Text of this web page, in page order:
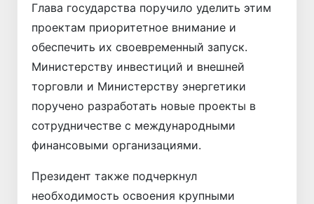
Глава государства поручило уделить этим
проектам приоритетное внимание и
обеспечить их своевременный запуск.
Министерству инвестиций и внешней
торговли и Министерству энергетики
поручено разработать новые проекты в
сотрудничестве с международными
финансовыми организациями.
Президент также подчеркнул
необходимость освоения крупными